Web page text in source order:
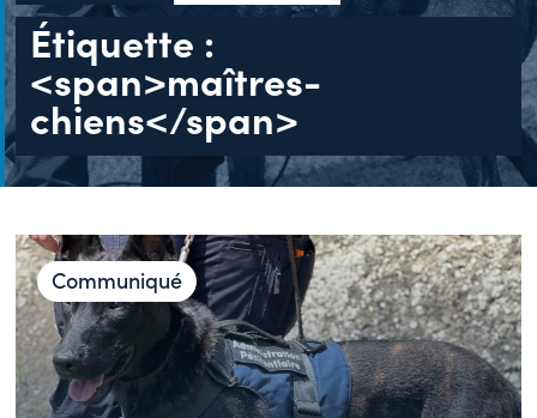
Étiquette :
<span>maîtres-
chiens</span>
Communiqué